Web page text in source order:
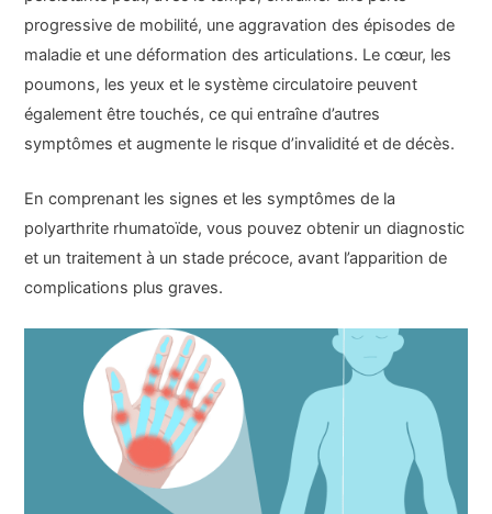
progressive de mobilité, une aggravation des épisodes de
maladie et une déformation des articulations. Le cœur, les
poumons, les yeux et le système circulatoire peuvent
également être touchés, ce qui entraîne d’autres
symptômes et augmente le risque d’invalidité et de décès.
En comprenant les signes et les symptômes de la
polyarthrite rhumatoïde, vous pouvez obtenir un diagnostic
et un traitement à un stade précoce, avant l’apparition de
complications plus graves.